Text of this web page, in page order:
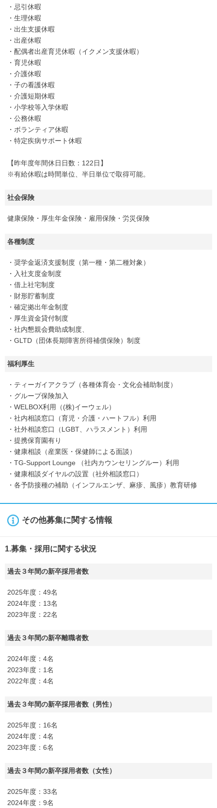
・忌引休暇
・生理休暇
・出生支援休暇
・出産休暇
・配偶者出産育児休暇（イクメン支援休暇）
・育児休暇
・介護休暇
・子の看護休暇
・介護短期休暇
・小学校等入学休暇
・公務休暇
・ボランティア休暇
・特定疾病サポート休暇
【昨年度年間休日日数：122日】
※有給休暇は時間単位、半日単位で取得可能。
社会保険
健康保険・厚生年金保険・雇用保険・労災保険
各種制度
・奨学金返済支援制度（第一種・第二種対象）
・入社支度金制度
・借上社宅制度
・財形貯蓄制度
・確定拠出年金制度
・厚生資金貸付制度
・社内懇親会費助成制度、
・GLTD（団体長期障害所得補償保険）制度
福利厚生
・ティーガイアクラブ（各種体育会・文化会補助制度）
・グループ保険加入
・WELBOX利用（(株)イーウェル）
・社内相談窓口（育児・介護・ハートフル）利用
・社外相談窓口（LGBT、ハラスメント）利用
・提携保育園有り
・健康相談（産業医・保健師による面談）
・TG-Support Lounge （社内カウンセリングルー）利用
・健康相談ダイヤルの設置（社外相談窓口）
・各予防接種の補助（インフルエンザ、麻疹、風疹）教育研修
その他募集に関する情報
1.募集・採用に関する状況
過去３年間の新卒採用者数
2025年度：49名
2024年度：13名
2023年度：22名
過去３年間の新卒離職者数
2024年度：4名
2023年度：1名
2022年度：4名
過去３年間の新卒採用者数（男性）
2025年度：16名
2024年度：4名
2023年度：6名
過去３年間の新卒採用者数（女性）
2025年度：33名
2024年度：9名